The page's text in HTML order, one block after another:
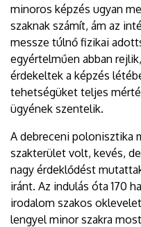
minoros képzés ugyan
szaknak számít, ám az
messze túlnő fizikai
egyértelműen abban
érdekeltek a képzés
tehetségüket teljes
ügyének szentelik.
A debreceni polonisztika
szakterület volt, kevés,
nagy érdeklődést
iránt. Az indulás óta 170
irodalom szakos
lengyel minor szakra